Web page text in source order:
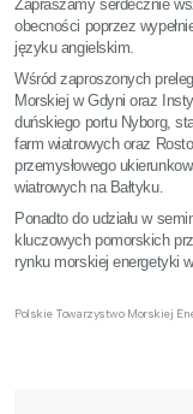
Zapraszamy serdecznie
obecności poprzez
języku angielskim.
Wśród zaproszonych
Morskiej w Gdyni oraz
duńskiego portu Nyborg,
farm wiatrowych oraz
przemysłowego
wiatrowych na Bałtyku.
Ponadto do udziału w
kluczowych pomorskich
rynku morskiej energetyki
Polskie Towarzystwo Morskiej